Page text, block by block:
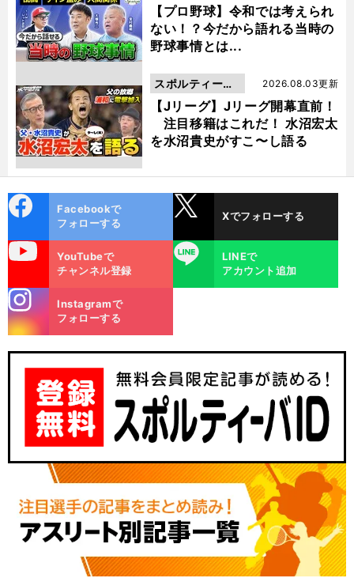
【プロ野球】令和では考えられ
ない！？今だから語れる当時の
野球事情とは...
動画
【Jリーグ】Jリーグ開幕直前！
注目移籍はこれだ！ 水沼宏太
を水沼貴史がすこ〜し語る
2026.08.03更新
スポルティーバ
動画
ok
Facebookで
フォローする
Xでフォローする
YouTubeで
チャンネル登録
LINE
LINEで
アカウント追加
m
Instagramで
フォローする